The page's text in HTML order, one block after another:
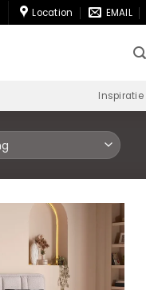
Location EMAIL
Inspiratie